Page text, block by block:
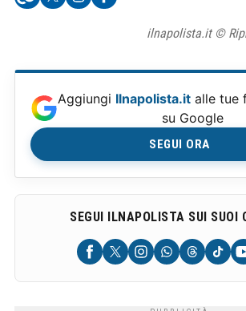
ilnapolista.it ©
Aggiungi Ilnapolista.it alle tue
su Google
SEGUI ORA
SEGUI ILNAPOLISTA SUI SUOI